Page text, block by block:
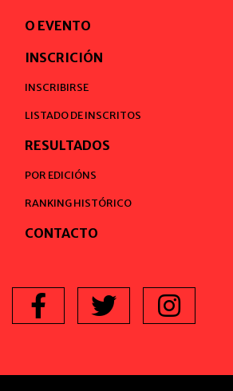
O EVENTO
INSCRICIÓN
INSCRIBIRSE
LISTADO DE INSCRITOS
RESULTADOS
POR EDICIÓNS
RANKING HISTÓRICO
CONTACTO
Facebook Twitter Instagram